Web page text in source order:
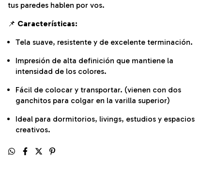
tus paredes hablen por vos.
📌 Características:
Tela suave, resistente y de excelente terminación.
Impresión de alta definición que mantiene la
intensidad de los colores.
Fácil de colocar y transportar. (vienen con dos
ganchitos para colgar en la varilla superior)
Ideal para dormitorios, livings, estudios y espacios
creativos.